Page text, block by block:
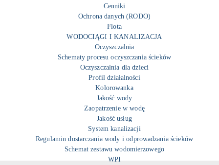
Cenniki
Ochrona danych (RODO)
Flota
WODOCIĄGI I KANALIZACJA
Oczyszczalnia
Schematy procesu oczyszczania ścieków
Oczyszczalnia dla dzieci
Profil działalności
Kolorowanka
Jakość wody
Zaopatrzenie w wodę
Jakość usług
System kanalizacji
Regulamin dostarczania wody i odprowadzania ścieków
Schemat zestawu wodomierzowego
WPI